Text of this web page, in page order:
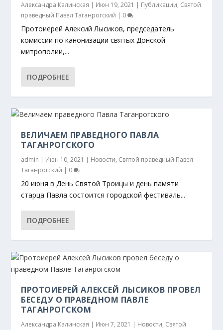
Александра Калинская | Июн 19, 2021 | Публикации, Святой
праведный Павел Таганрогский | 0
Протоиерей Алексий Лысиков, председатель
комиссии по канонизации святых Донской
митрополии,...
ПОДРОБНЕЕ
ВЕЛИЧАЕМ ПРАВЕДНОГО ПАВЛА
ТАГАНРОГСКОГО
admin | Июн 10, 2021 | Новости, Святой праведный Павел
Таганрогский | 0
20 июня в День Святой Троицы и день памяти
старца Павла состоится городской фестиваль...
ПОДРОБНЕЕ
ПРОТОИЕРЕЙ АЛЕКСЕЙ ЛЫСИКОВ ПРОВЕЛ
БЕСЕДУ О ПРАВЕДНОМ ПАВЛЕ
ТАГАНРОГСКОМ
Александра Калинская | Июн 7, 2021 | Новости, Святой